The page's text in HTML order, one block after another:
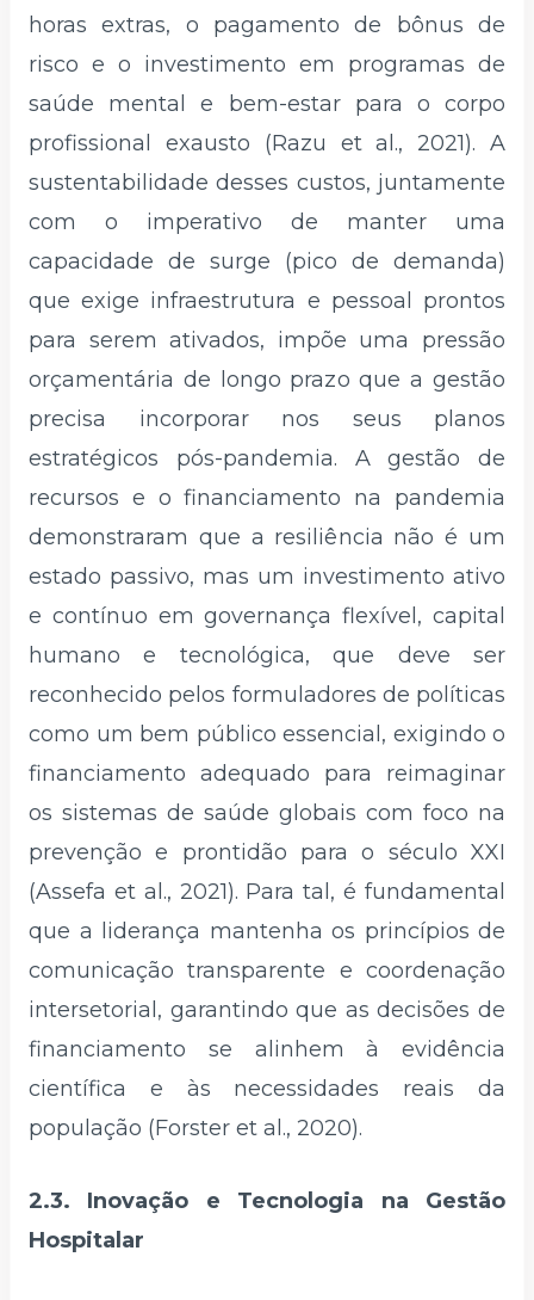
horas extras, o pagamento de bônus de
risco e o investimento em programas de
saúde mental e bem-estar para o corpo
profissional exausto (Razu et al., 2021). A
sustentabilidade desses custos, juntamente
com o imperativo de manter uma
capacidade de surge (pico de demanda)
que exige infraestrutura e pessoal prontos
para serem ativados, impõe uma pressão
orçamentária de longo prazo que a gestão
precisa incorporar nos seus planos
estratégicos pós-pandemia. A gestão de
recursos e o financiamento na pandemia
demonstraram que a resiliência não é um
estado passivo, mas um investimento ativo
e contínuo em governança flexível, capital
humano e tecnológica, que deve ser
reconhecido pelos formuladores de políticas
como um bem público essencial, exigindo o
financiamento adequado para reimaginar
os sistemas de saúde globais com foco na
prevenção e prontidão para o século XXI
(Assefa et al., 2021). Para tal, é fundamental
que a liderança mantenha os princípios de
comunicação transparente e coordenação
intersetorial, garantindo que as decisões de
financiamento se alinhem à evidência
científica e às necessidades reais da
população (Forster et al., 2020).
2.3. Inovação e Tecnologia na Gestão
Hospitalar